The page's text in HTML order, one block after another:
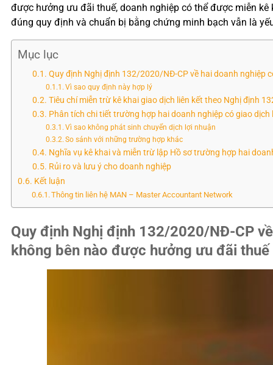
được hưởng ưu đãi thuế, doanh nghiệp có thể được miễn
đúng quy định và chuẩn bị bằng chứng minh bạch vẫn là
Mục lục
Quy định Nghị định 132/2020/NĐ-CP về hai doanh nghiệp
Vì sao quy định này hợp lý
Tiêu chí miễn trừ kê khai giao dịch liên kết theo Nghị định
Phân tích chi tiết trường hợp hai doanh nghiệp có giao
Vì sao không phát sinh chuyển dịch lợi nhuận
So sánh với những trường hợp khác
Nghĩa vụ kê khai và miễn trừ lập Hồ sơ trường hợp hai
Rủi ro và lưu ý cho doanh nghiệp
Kết luận
Thông tin liên hệ MAN – Master Accountant Network
Quy định Nghị định 132/2020/NĐ-CP
không bên nào được hưởng ưu đãi thuế